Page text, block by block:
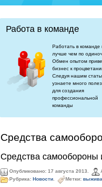
Работа в команде
Работать в команде
лучше чем по
Обмен опытом
бизнес к
Следуя нашим
узнаете много
для создания
профессиональной
команды
Средства
Средства самообороны
Опубликовано: 17 августа 2013.
Рубрика: Новости. Метки: